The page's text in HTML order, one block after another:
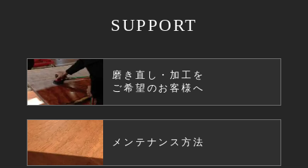
SUPPORT
磨き直し・加工を
ご希望のお客様へ
メンテナンス方法